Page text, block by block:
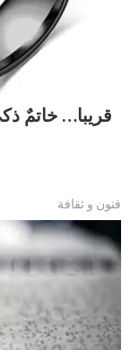
قريبا…
فنون و ثقافة